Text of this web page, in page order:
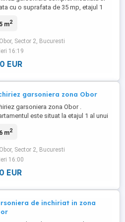
cu o suprafata de 35 mp, etajul 1
de Autorent Platinum.
m2
Obor, Sector 2, Bucuresti
ieri 16:19
EUR
garsoniera zona Obor
garsoniera zona Obor .
este situat la etajul 1 al unui
utila de 36 mp, Este situata la
banci, magazine
m2
Obor, Sector 2, Bucuresti
ieri 16:00
EUR
de inchiriat in zona